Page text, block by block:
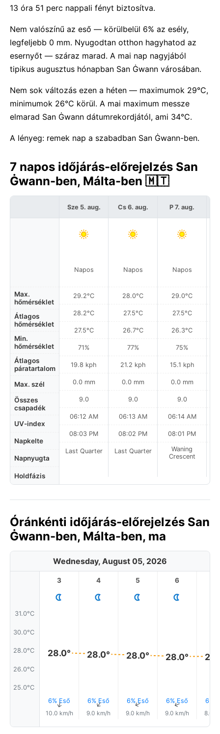
13 óra 51 perc nappali fényt biztosítva.
Nem valószínű az eső — körülbelül 6% az esély,
legfeljebb 0 mm. Nyugodtan otthon hagyhatod az
esernyőt — száraz marad. A mai nap nagyjából
tipikus augusztus hónapban San Ġwann városában.
Nem sok változás ezen a héten — maximumok 29°C,
minimumok 26°C körül. A mai maximum messze
elmarad San Ġwann dátumrekordjától, ami 34°C.
A lényeg: remek nap a szabadban San Ġwann-ben.
7 napos időjárás-előrejelzés San
Ġwann-ben, Málta-ben 🇲🇹
Max.
hőmérséklet
Átlagos
hőmérséklet
Min.
hőmérséklet
Átlagos
páratartalom
Max. szél
Összes
csapadék
UV-index
Napkelte
Napnyugta
Holdfázis
Sze 5. aug.
Napos
29.2°C
28.2°C
27.5°C
71%
19.8 kph
0.0 mm
9.0
06:12 AM
08:03 PM
Last Quarter
Cs 6. aug.
Napos
28.0°C
27.5°C
26.7°C
77%
21.2 kph
0.0 mm
9.0
06:13 AM
08:02 PM
Last Quarter
P 7. aug.
Napos
29.0°C
27.5°C
26.3°C
75%
15.1 kph
0.0 mm
9.0
06:14 AM
08:01 PM
Waning
Crescent
Óránkénti időjárás-előrejelzés San
Ġwann-ben, Málta-ben, ma
Wednesday, August 05, 2026
31.0°C
30.0°C
28.0°C
26.0°C
25.0°C
3
28.0°
6% Eső
↑
10.0 km/h
4
28.0°
6% Eső
↑
9.0 km/h
5
28.0°
6% Eső
↑
9.0 km/h
6
28.0°
6% Eső
↑
9.0 km/h
6%
8.0